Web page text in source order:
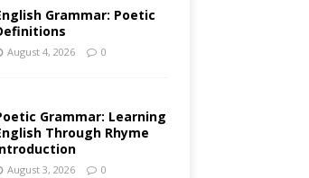
Grammar: Poetic
August 4, 2026 0
Grammar: Learning
Through Rhyme
August 3, 2026 0